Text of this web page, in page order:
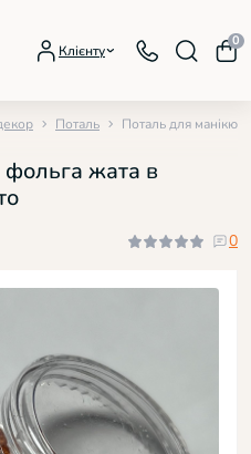
Клієнту
0
Поталь Поталь для
жата в
0